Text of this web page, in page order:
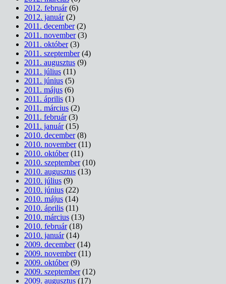
2012. február(6)
2012. január(2)
2011. december(2)
2011. november(3)
2011. október(3)
2011. szeptember(4)
2011. augusztus (9)
2011. július (11)
2011. június (5)
2011. május (6)
2011. április (1)
2011. március (2)
2011. február(3)
2011. január(15)
2010. december(8)
2010. november(11)
2010. október(11)
2010. szeptember(10)
2010. augusztus (13)
2010. július (9)
2010. június (22)
2010. május (14)
2010. április (11)
2010. március (13)
2010. február(18)
2010. január(14)
2009. december(14)
2009. november(11)
2009. október(9)
2009. szeptember(12)
2009. augusztus (17)